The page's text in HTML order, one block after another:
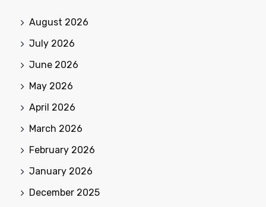
August 2026
July 2026
June 2026
May 2026
April 2026
March 2026
February 2026
January 2026
December 2025